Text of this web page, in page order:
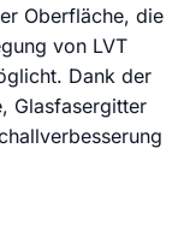
Oberfläche, die
von LVT
Dank der
Glasfasergitter